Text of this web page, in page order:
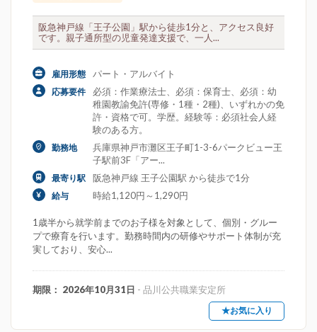
阪急神戸線「王子公園」駅から徒歩1分と、アクセス良好
です。親子通所型の児童発達支援で、一人...
雇用形態 パート・アルバイト
応募要件
必須：作業療法士、必須：保育士、必須：幼
稚園教諭免許(専修・1種・2種)、いずれかの免
許・資格で可。学歴。経験等：必須社会人経
験のある方。
勤務地
兵庫県神戸市灘区王子町1-3-6パークビュー王
子駅前3F「アー...
最寄り駅 阪急神戸線 王子公園駅 から徒歩で1分
給与 時給1,120円～1,290円
1歳半から就学前までのお子様を対象として、個別・グルー
プで療育を行います。勤務時間内の研修やサポート体制が充
実しており、安心...
期限： 2026年10月31日 - 品川公共職業安定所
★お気に入り